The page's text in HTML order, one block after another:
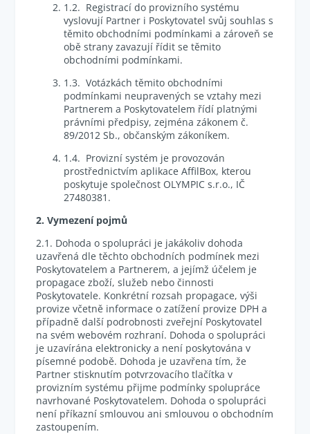
1.2. Registrací do provizního systému
vyslovují Partner i Poskytovatel svůj souhlas s
těmito obchodními podmínkami a zároveň se
obě strany zavazují řídit se těmito
obchodními podmínkami.
1.3. Votázkách těmito obchodními
podmínkami neupravených se vztahy mezi
Partnerem a Poskytovatelem řídí platnými
právními předpisy, zejména zákonem č.
89/2012 Sb., občanským zákoníkem.
1.4. Provizní systém je provozován
prostřednictvím aplikace AffilBox, kterou
poskytuje společnost OLYMPIC s.r.o., IČ
27480381.
2. Vymezení pojmů
2.1. Dohoda o spolupráci je jakákoliv dohoda
uzavřená dle těchto obchodních podmínek mezi
Poskytovatelem a Partnerem, a jejímž účelem je
propagace zboží, služeb nebo činnosti
Poskytovatele. Konkrétní rozsah propagace, výši
provize včetně informace o zatížení provize DPH a
případně další podrobnosti zveřejní Poskytovatel
na svém webovém rozhraní. Dohoda o spolupráci
je uzavírána elektronicky a není poskytována v
písemné podobě. Dohoda je uzavřena tím, že
Partner stisknutím potvrzovacího tlačítka v
provizním systému přijme podmínky spolupráce
navrhované Poskytovatelem. Dohoda o spolupráci
není příkazní smlouvou ani smlouvou o obchodním
zastoupením.